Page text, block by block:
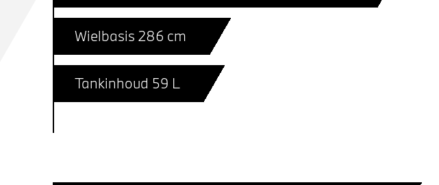
Wielbasis 286 cm
Tankinhoud 59 L